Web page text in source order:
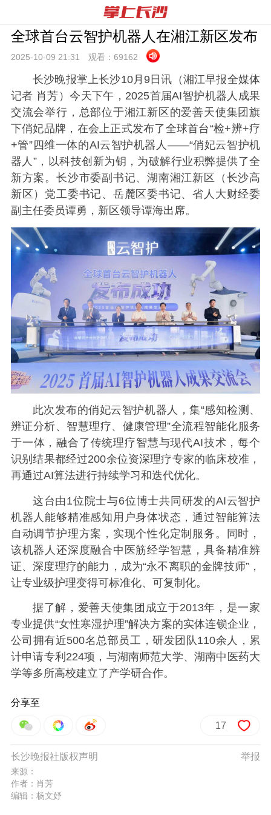
全球首台云智护机器人在湘江新区发布
2025-10-09 21:31 观看： 69162
长沙晚报掌上长沙10月9日讯（湘江早报全媒体
记者 肖芳）今天下午，2025首届AI智护机器人成果
交流会举行，总部位于湘江新区的爱善天使集团旗
下俏妃品牌，在会上正式发布了全球首台“检+辨+疗
+管”四维一体的AI云智护机器人——“俏妃云智护机
器人”，以科技创新为钥，为破解行业积弊提供了全
新方案。长沙市委副书记、湖南湘江新区（长沙高
新区）党工委书记、岳麓区委书记、省人大财经委
副主任委员谭勇，新区领导谭海出席。
此次发布的俏妃云智护机器人，集“感知检测、
辨证分析、智慧理疗、健康管理”全流程智能化服务
于一体，融合了传统理疗智慧与现代AI技术，每个
识别结果都经过200余位资深理疗专家的临床校准，
再通过AI算法进行持续学习和迭代优化。
这台由1位院士与6位博士共同研发的AI云智护
机器人能够精准感知用户身体状态，通过智能算法
自动调节护理方案，实现个性化定制服务。同时，
该机器人还深度融合中医筋经学智慧，具备精准辨
证、深度理疗的能力，成为“永不离职的金牌技师”，
让专业级护理变得可标准化、可复制化。
据了解，爱善天使集团成立于2013年，是一家
专业提供“女性寒湿护理”解决方案的实体连锁企业，
公司拥有近500名总部员工，研发团队110余人，累
计申请专利224项，与湖南师范大学、湖南中医药大
学等多所高校建立了产学研合作。
分享至
17
举报
长沙晚报社版权声明
来源：
作者：肖芳
编辑：杨文妤